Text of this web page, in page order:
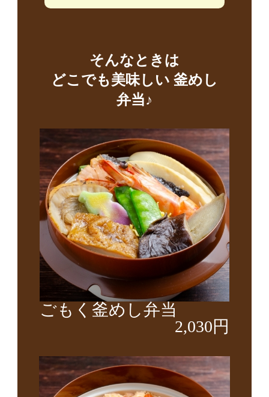
そんなときは
どこでも美味しい 釜めし
弁当♪
ごもく釜めし弁当
2,030円